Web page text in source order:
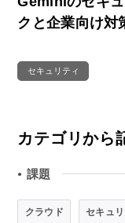
クと企業向け対
セキュリティ
カテゴリから
● 課題
クラウド セキュリ